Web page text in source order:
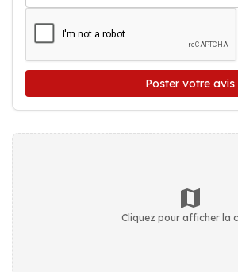
Poster votre avis
Cliquez pour afficher la